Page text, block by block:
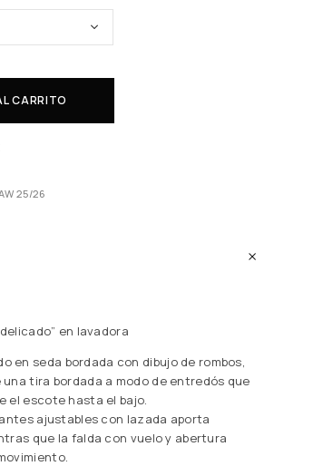
CARRITO
25/26
en lavadora
en seda bordada con dibujo de rombos,
tira bordada a modo de entredós que
el escote hasta el bajo.
ajustables con lazada aporta
que la falda con vuelo y abertura